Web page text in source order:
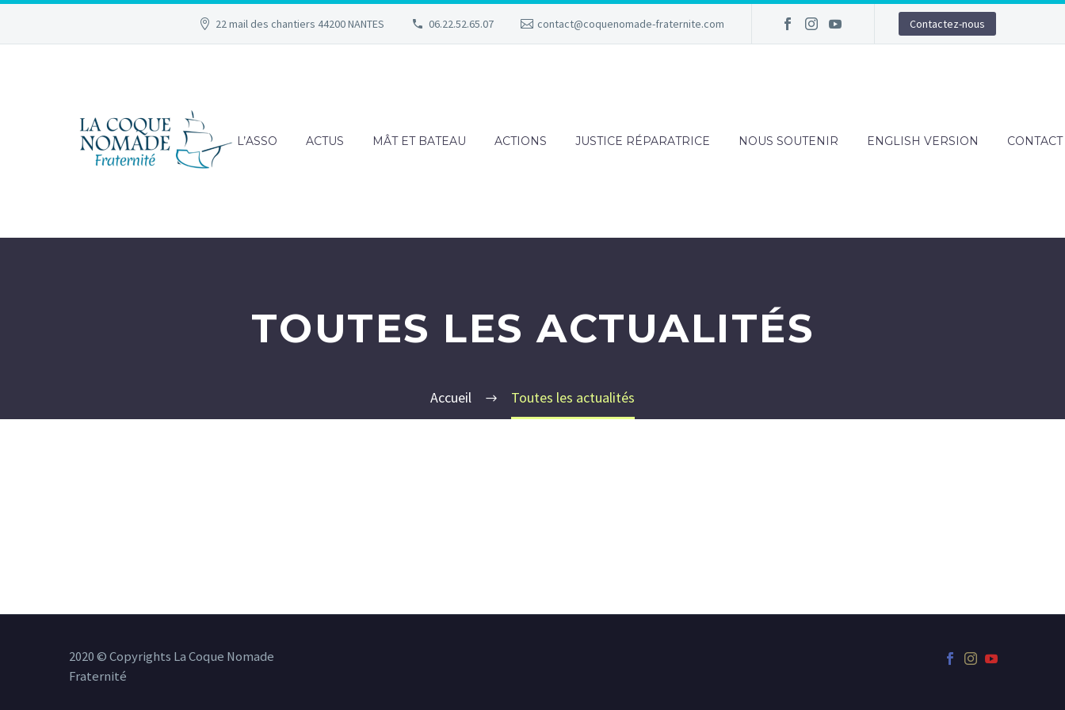
22 mail des chantiers 44200 NANTES 06.22.52.65.07 contact@coquenomade-fraternite.com Contactez-nous
L’ASSO ACTUS MÂT ET BATEAU ACTIONS JUSTICE RÉPARATRICE NOUS SOUTENIR ENGLISH VERSION CONTACT
TOUTES LES ACTUALITÉS
Accueil Toutes les actualités
2020 © Copyrights La Coque Nomade
Fraternité